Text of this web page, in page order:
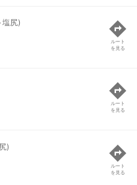
塩尻)
ルート
を見る
ルート
を見る
)
ルート
を見る